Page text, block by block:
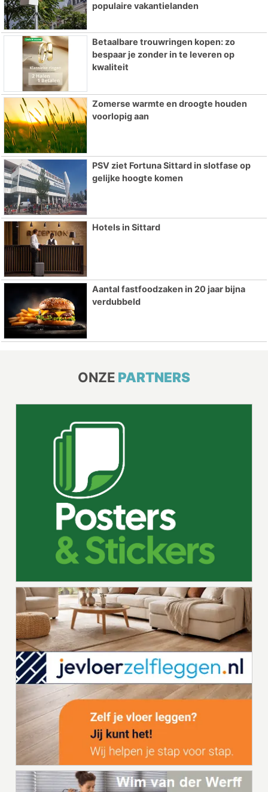
populaire vakantielanden
Betaalbare trouwringen kopen: zo
bespaar je zonder in te leveren op
kwaliteit
Zomerse warmte en droogte houden
voorlopig aan
PSV ziet Fortuna Sittard in slotfase op
gelijke hoogte komen
Hotels in Sittard
Aantal fastfoodzaken in 20 jaar bijna
verdubbeld
ONZE PARTNERS